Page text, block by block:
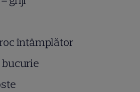
întâmplător